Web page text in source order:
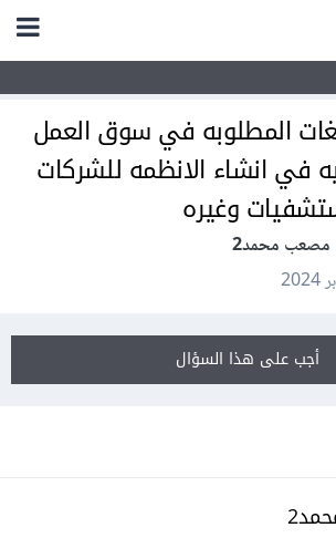
المطلوبه في سوق العمل
في انشاء الانظمه للشركات
وغيره
محمد2
أجب على هذا السؤال